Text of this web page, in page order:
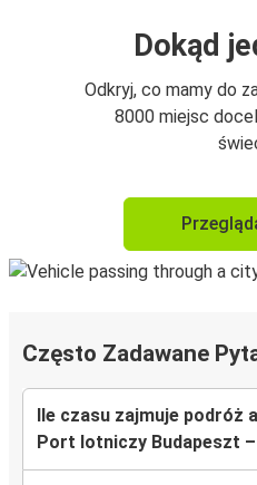
Dokąd
Odkryj, co mamy do
8000 miejsc
Często Zadawane
Ile czasu zajmuje podróż
Port lotniczy Budapeszt